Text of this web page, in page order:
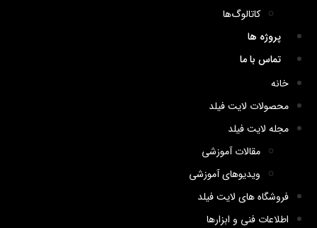
کاتالوگ‌ها
پروژه ها
تماس با ما
خانه
محصولات لایت فیلد
مجله لایت فیلد
مقالات آموزشی
ویدیوهای آموزشی
فروشگاه های لایت فیلد
اطلاعات فنی و ابزارها